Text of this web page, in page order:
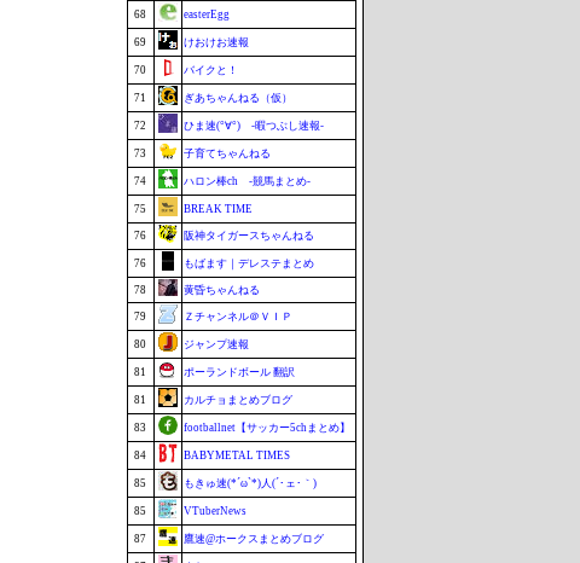
68 easterEgg
69 けおけお速報
70 バイクと！
71 ぎあちゃんねる（仮）
72 ひま速(°∀°) -暇つぶし速報-
73 子育てちゃんねる
74 ハロン棒ch -競馬まとめ-
75 BREAK TIME
76 阪神タイガースちゃんねる
76 もばます｜デレステまとめ
78 黄昏ちゃんねる
79 Ｚチャンネル＠ＶＩＰ
80 ジャンプ速報
81 ポーランドボール 翻訳
81 カルチョまとめブログ
83 footballnet【サッカー5chまとめ】
84 BABYMETAL TIMES
85 もきゅ速(*´ω`*)人(´･ェ･｀)
85 VTuberNews
87 鷹速@ホークスまとめブログ